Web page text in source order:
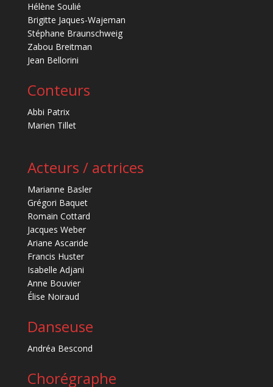
Hélène Soulié
Brigitte Jaques-Wajeman
Stéphane Braunschweig
Zabou Breitman
Jean Bellorini
Conteurs
Abbi Patrix
Marien Tillet
Acteurs / actrices
Marianne Basler
Grégori Baquet
Romain Cottard
Jacques Weber
Ariane Ascaride
Francis Huster
Isabelle Adjani
Anne Bouvier
Élise Noiraud
Danseuse
Andréa Bescond
Chorégraphe